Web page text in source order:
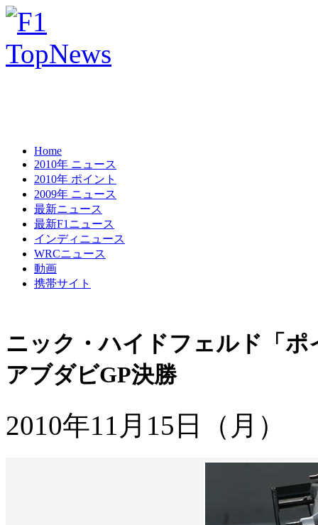
Home
2010年 ニュース
2010年 ポイント
2009年 ニュース
最新ニュース
最新F1ニュース
インディニュース
WRCニュース
動画
携帯サイト
ニック・ハイドフェルド「
アブダビGP決勝
2010年11月15日（月）